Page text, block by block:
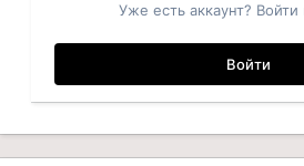
Уже есть аккаунт? Войти
Войти